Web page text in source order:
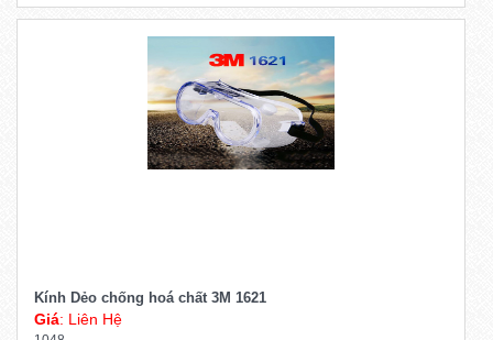
Kính Dẻo chống hoá chất 3M 1621
Giá: Liên Hệ